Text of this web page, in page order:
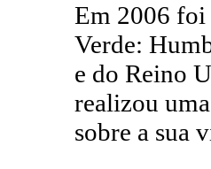
Em 2006 foi
Verde:
e do Reino
realizou
sobre a sua